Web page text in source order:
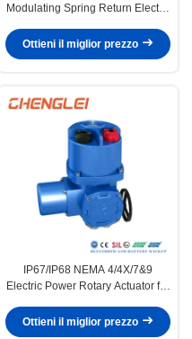
Modulating Spring Return Electric
Actuator
Ottieni il miglior prezzo
IP67/IP68 NEMA 4/4X/7&9
Electric Power Rotary Actuator for
Ottieni il miglior prezzo